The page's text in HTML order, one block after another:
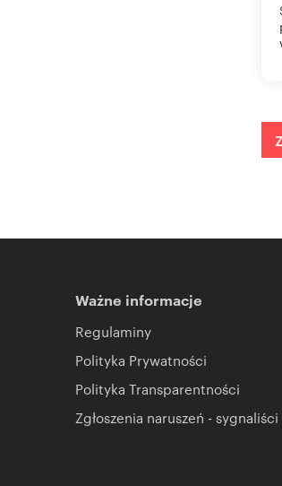
Ważne informacje
Regulaminy
Polityka Prywatności
Polityka Transparentności
Zgłoszenia naruszeń - sygnaliści